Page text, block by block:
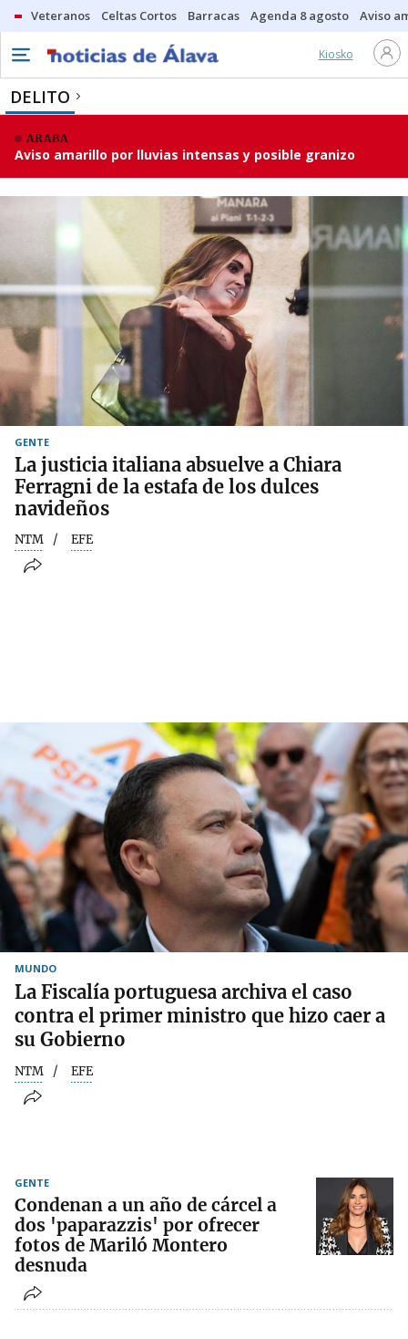
Veteranos Celtas Cortos Barracas Agenda 8 agosto Aviso
Kiosko
DELITO
ARABA
Aviso amarillo por lluvias intensas y posible granizo
GENTE
La justicia italiana absuelve a Chiara
Ferragni de la estafa de los dulces
navideños
NTM EFE
MUNDO
La Fiscalía portuguesa archiva el caso
contra el primer ministro que hizo caer a
su Gobierno
NTM EFE
GENTE
Condenan a un año de cárcel a
dos 'paparazzis' por ofrecer
fotos de Mariló Montero
desnuda